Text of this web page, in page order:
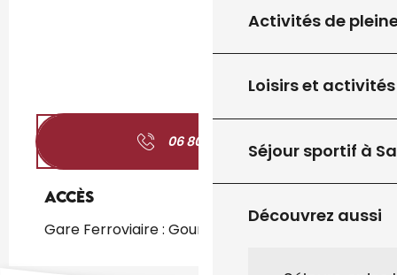
Activités de
Loisirs et activités
Séjour sportif à
Découvrez aussi
06 80 05 42 ▒▒
Accès
Accès
Gare Ferroviaire : Gourdon à 967m